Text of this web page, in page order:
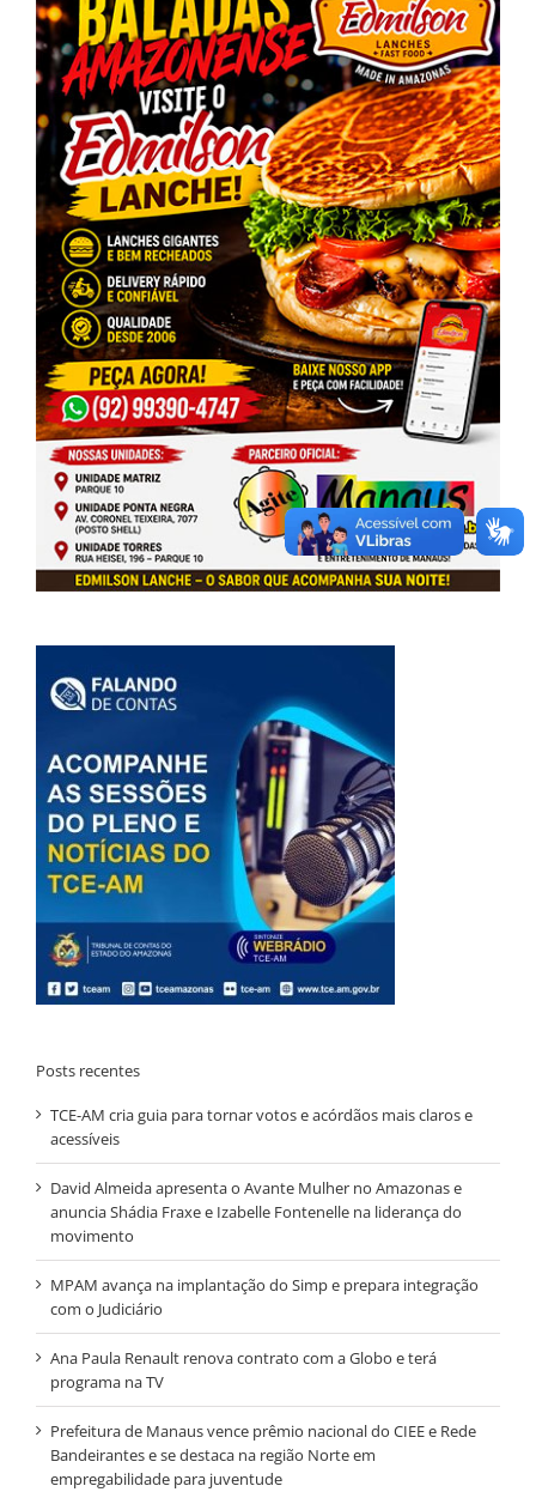
Posts recentes
TCE-AM cria guia para tornar votos e acórdãos mais claros e
acessíveis
David Almeida apresenta o Avante Mulher no Amazonas e
anuncia Shádia Fraxe e Izabelle Fontenelle na liderança do
movimento
MPAM avança na implantação do Simp e prepara integração
com o Judiciário
Ana Paula Renault renova contrato com a Globo e terá
programa na TV
Prefeitura de Manaus vence prêmio nacional do CIEE e Rede
Bandeirantes e se destaca na região Norte em
empregabilidade para juventude